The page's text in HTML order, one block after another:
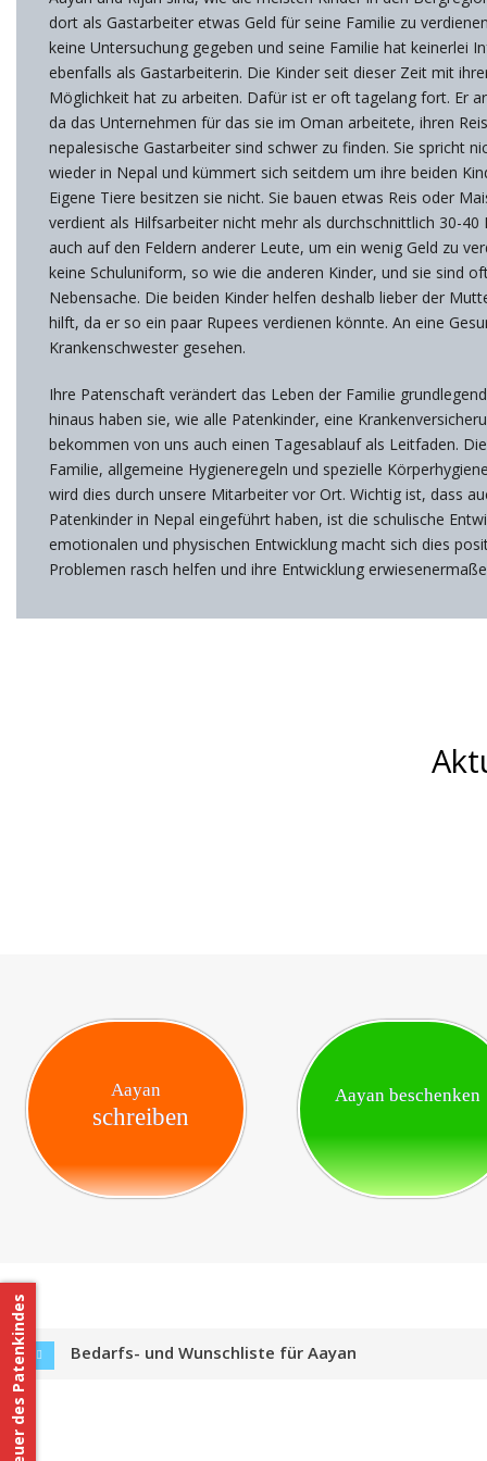
dort als Gastarbeiter etwas Geld für seine Familie zu
keine Untersuchung gegeben und seine Familie hat keinerlei
ebenfalls als Gastarbeiterin. Die Kinder seit dieser Zeit mit
Möglichkeit hat zu arbeiten. Dafür ist er oft tagelang fort. Er
da das Unternehmen für das sie im Oman arbeitete, ihren
nepalesische Gastarbeiter sind schwer zu finden. Sie spricht
wieder in Nepal und kümmert sich seitdem um ihre beiden
Eigene Tiere besitzen sie nicht. Sie bauen etwas Reis oder
verdient als Hilfsarbeiter nicht mehr als durchschnittlich 30-
auch auf den Feldern anderer Leute, um ein wenig Geld zu
keine Schuluniform, so wie die anderen Kinder, und sie sind
Nebensache. Die beiden Kinder helfen deshalb lieber der
hilft, da er so ein paar Rupees verdienen könnte. An eine
Krankenschwester gesehen.
Ihre Patenschaft verändert das Leben der Familie
hinaus haben sie, wie alle Patenkinder, eine
bekommen von uns auch einen Tagesablauf als Leitfaden.
Familie, allgemeine Hygieneregeln und spezielle
wird dies durch unsere Mitarbeiter vor Ort. Wichtig ist, dass
Patenkinder in Nepal eingeführt haben, ist die schulische
emotionalen und physischen Entwicklung macht sich dies
Problemen rasch helfen und ihre Entwicklung
Aayan
schreiben
Aayan beschenken
Bedarfs- und Wunschliste für Aayan
Betreuer des Patenkindes